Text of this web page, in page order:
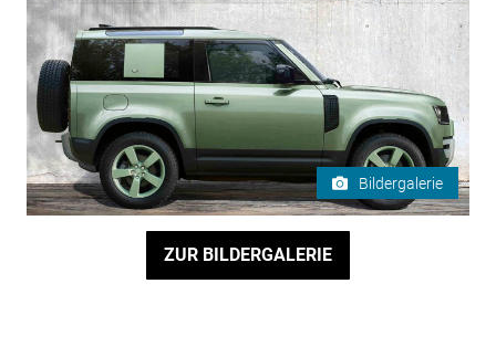
Bildergalerie
ZUR BILDERGALERIE